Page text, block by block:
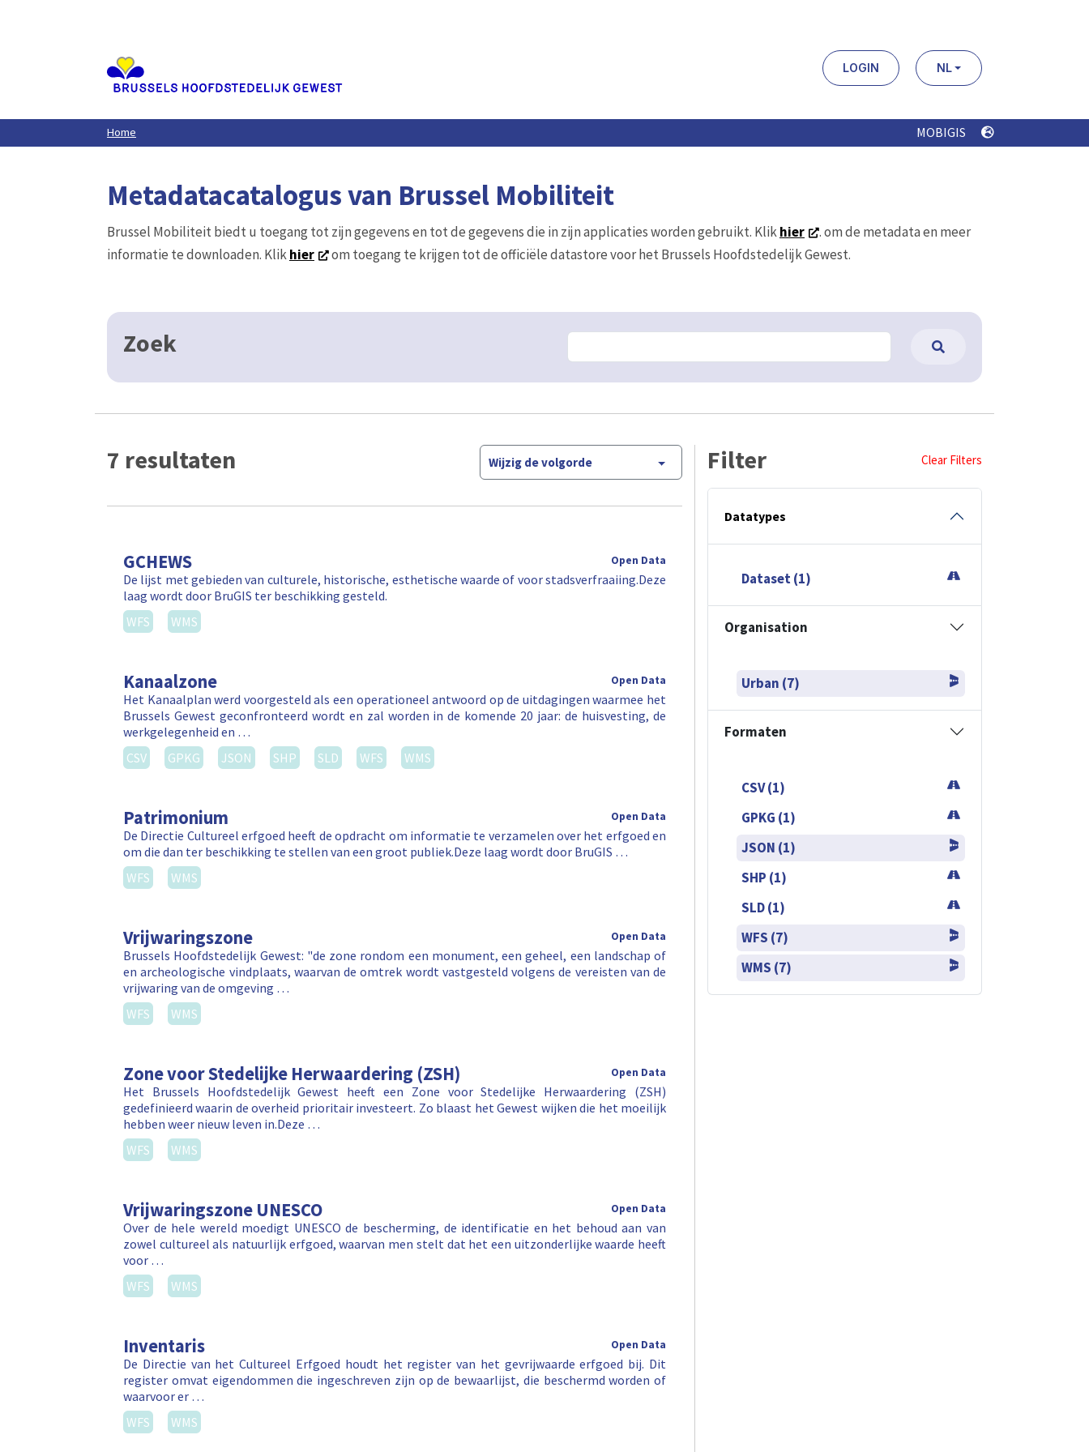
LOGIN NL
Home MOBIGIS
Metadatacatalogus van Brussel Mobiliteit
Brussel Mobiliteit biedt u toegang tot zijn gegevens en tot de gegevens die in zijn applicaties worden gebruikt. Klikhier
. om de metadata en meer
informatie te downloaden. Klikhier om toegang te krijgen tot de officiële datastore voor het Brussels Hoofdstedelijk Gewest.
Zoek
7 resultaten Wijzig de volgorde
GCHEWS Open Data
De lijst met gebieden van culturele, historische, esthetische waarde of voor stadsverfraaiing.Deze
laag wordt door BruGIS ter beschikking gesteld.
WFS
WMS
Kanaalzone Open Data
Het Kanaalplan werd voorgesteld als een operationeel antwoord op de uitdagingen waarmee het
Brussels Gewest geconfronteerd wordt en zal worden in de komende 20 jaar: de huisvesting, de
werkgelegenheid en …
CSV
GPKG JSON SHP SLD WFS WMS
Patrimonium Open Data
De Directie Cultureel erfgoed heeft de opdracht om informatie te verzamelen over het erfgoed en
om die dan ter beschikking te stellen van een groot publiek.Deze laag wordt door BruGIS …
WFS
WMS
Vrijwaringszone Open Data
Brussels Hoofdstedelijk Gewest: "de zone rondom een monument, een geheel, een landschap of
en archeologische vindplaats, waarvan de omtrek wordt vastgesteld volgens de vereisten van de
vrijwaring van de omgeving …
WFS
WMS
Zone voor Stedelijke Herwaardering (ZSH) Open Data
Het Brussels Hoofdstedelijk Gewest heeft een Zone voor Stedelijke Herwaardering (ZSH)
gedefinieerd waarin de overheid prioritair investeert. Zo blaast het Gewest wijken die het moeilijk
hebben weer nieuw leven in.Deze …
WFS
WMS
Vrijwaringszone UNESCO Open Data
Over de hele wereld moedigt UNESCO de bescherming, de identificatie en het behoud aan van
zowel cultureel als natuurlijk erfgoed, waarvan men stelt dat het een uitzonderlijke waarde heeft
voor …
WFS
WMS
Inventaris Open Data
De Directie van het Cultureel Erfgoed houdt het register van het gevrijwaarde erfgoed bij. Dit
register omvat eigendommen die ingeschreven zijn op de bewaarlijst, die beschermd worden of
waarvoor er …
WFS
WMS
Filter Clear Filters
Datatypes
Dataset (1)
Organisation
Urban (7)
Formaten
CSV (1)
GPKG (1)
JSON (1)
SHP (1)
SLD (1)
WFS (7)
WMS (7)